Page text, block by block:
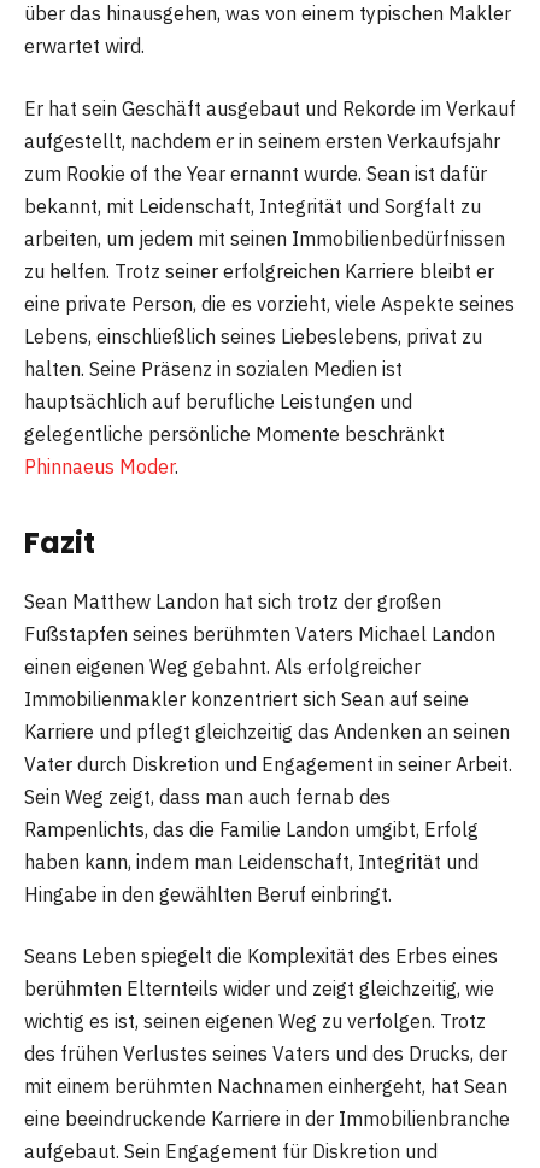
über das hinausgehen, was von einem typischen Makler
erwartet wird.
Er hat sein Geschäft ausgebaut und Rekorde im Verkauf
aufgestellt, nachdem er in seinem ersten Verkaufsjahr
zum Rookie of the Year ernannt wurde. Sean ist dafür
bekannt, mit Leidenschaft, Integrität und Sorgfalt zu
arbeiten, um jedem mit seinen Immobilienbedürfnissen
zu helfen. Trotz seiner erfolgreichen Karriere bleibt er
eine private Person, die es vorzieht, viele Aspekte seines
Lebens, einschließlich seines Liebeslebens, privat zu
halten. Seine Präsenz in sozialen Medien ist
hauptsächlich auf berufliche Leistungen und
gelegentliche persönliche Momente beschränkt​
Phinnaeus Moder.
Fazit
Sean Matthew Landon hat sich trotz der großen
Fußstapfen seines berühmten Vaters Michael Landon
einen eigenen Weg gebahnt. Als erfolgreicher
Immobilienmakler konzentriert sich Sean auf seine
Karriere und pflegt gleichzeitig das Andenken an seinen
Vater durch Diskretion und Engagement in seiner Arbeit.
Sein Weg zeigt, dass man auch fernab des
Rampenlichts, das die Familie Landon umgibt, Erfolg
haben kann, indem man Leidenschaft, Integrität und
Hingabe in den gewählten Beruf einbringt.
Seans Leben spiegelt die Komplexität des Erbes eines
berühmten Elternteils wider und zeigt gleichzeitig, wie
wichtig es ist, seinen eigenen Weg zu verfolgen. Trotz
des frühen Verlustes seines Vaters und des Drucks, der
mit einem berühmten Nachnamen einhergeht, hat Sean
eine beeindruckende Karriere in der Immobilienbranche
aufgebaut. Sein Engagement für Diskretion und